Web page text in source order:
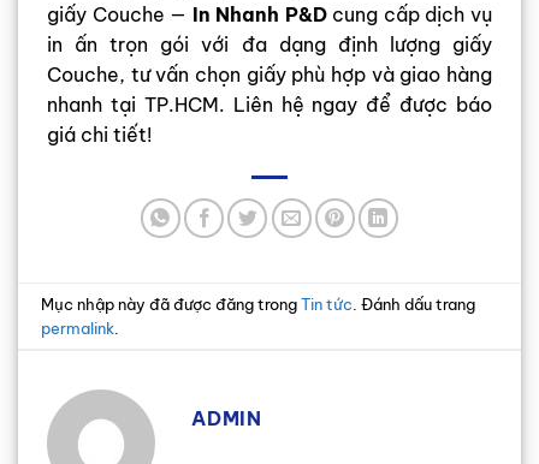
giấy Couche — In Nhanh P&Dcung cấp dịch vụ
in ấn trọn gói với đa dạng định lượng giấy
Couche, tư vấn chọn giấy phù hợp và giao hàng
nhanh tại TP.HCM. Liên hệ ngay để được báo
giá chi tiết!
Mục nhập này đã được đăng trongTin tức . Đánh dấu trang
permalink
ADMIN